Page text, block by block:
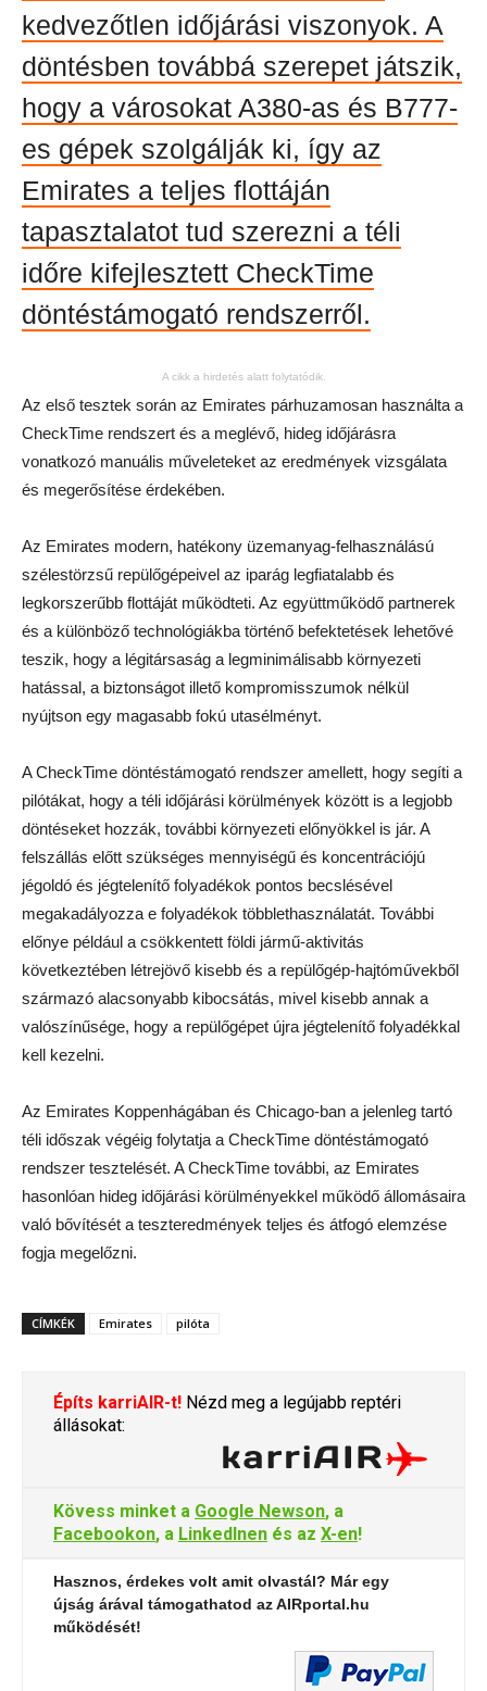
kedvezőtlen időjárási viszonyok. A
döntésben továbbá szerepet játszik,
hogy a városokat A380-as és B777-
es gépek szolgálják ki, így az
Emirates a teljes flottáján
tapasztalatot tud szerezni a téli
időre kifejlesztett CheckTime
döntéstámogató rendszerről.
A cikk a hirdetés alatt folytatódik.
Az első tesztek során az Emirates párhuzamosan használta a
CheckTime rendszert és a meglévő, hideg időjárásra
vonatkozó manuális műveleteket az eredmények vizsgálata
és megerősítése érdekében.
Az Emirates modern, hatékony üzemanyag-felhasználású
szélestörzsű repülőgépeivel az iparág legfiatalabb és
legkorszerűbb flottáját működteti. Az együttműködő partnerek
és a különböző technológiákba történő befektetések lehetővé
teszik, hogy a légitársaság a legminimálisabb környezeti
hatással, a biztonságot illető kompromisszumok nélkül
nyújtson egy magasabb fokú utasélményt.
A CheckTime döntéstámogató rendszer amellett, hogy segíti a
pilótákat, hogy a téli időjárási körülmények között is a legjobb
döntéseket hozzák, további környezeti előnyökkel is jár. A
felszállás előtt szükséges mennyiségű és koncentrációjú
jégoldó és jégtelenítő folyadékok pontos becslésével
megakadályozza e folyadékok többlethasználatát. További
előnye például a csökkentett földi jármű-aktivitás
következtében létrejövő kisebb és a repülőgép-hajtóművekből
származó alacsonyabb kibocsátás, mivel kisebb annak a
valószínűsége, hogy a repülőgépet újra jégtelenítő folyadékkal
kell kezelni.
Az Emirates Koppenhágában és Chicago-ban a jelenleg tartó
téli időszak végéig folytatja a CheckTime döntéstámogató
rendszer tesztelését. A CheckTime további, az Emirates
hasonlóan hideg időjárási körülményekkel működő állomásaira
való bővítését a teszteredmények teljes és átfogó elemzése
fogja megelőzni.
CÍMKÉK Emirates pilóta
Építs karriAIR-t! Nézd meg a legújabb reptéri
állásokat:
Kövess minket a Google Newson, a
Facebookon, a LinkedInen és az X-en!
Hasznos, érdekes volt amit olvastál? Már egy
újság árával támogathatod az AIRportal.hu
működését!